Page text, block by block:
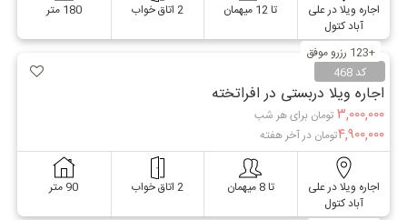
اجاره ویلا در علی
آباد کتول
تا 12 میهمان 2 اتاق خواب 180 متر
کد 468
+123 رزرو موفق
اجاره ویلا دربستی در افراتخته
۳,۰۰۰,۰۰۰ تومان برای هر شب
۴,۹۰۰,۰۰۰تومان در آخر هفته
اجاره ویلا در علی
آباد کتول
تا 8 میهمان 2 اتاق خواب 90 متر